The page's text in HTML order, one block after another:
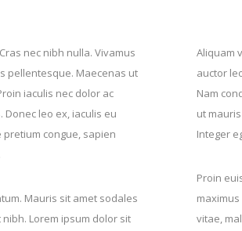
nec nibh nulla. Vivamus
pellentesque. Maecenas ut
iaculis nec dolor ac
leo ex, iaculis eu
congue, sapien
Mauris sit amet sodales
Lorem ipsum dolor sit
Aliquam
auctor
Nam
ut
Integer
Proin
vitae,